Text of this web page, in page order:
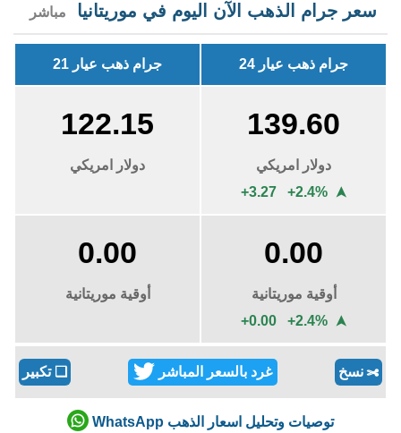
سعر جرام الذهب الآن اليوم في موريتانيا مباشر
جرام ذهب عيار 24 جرام ذهب عيار 21
139.60
دولار امريكي
+3.27 +2.4%
➤
122.15
دولار امريكي
0.00
أوقية موريتانية
+0.00 +2.4%
➤
0.00
أوقية موريتانية
✄ نسخ غرد بالسعر المباشر ❏تكبير
توصيات وتحليل اسعار الذهب WhatsApp